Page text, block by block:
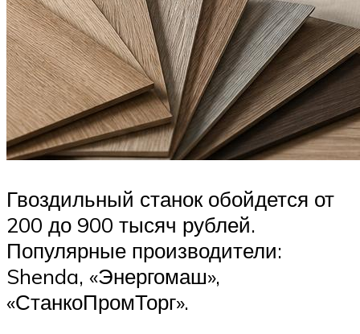
Гвоздильный станок обойдется от
200 до 900 тысяч рублей.
Популярные производители:
Shenda, «Энергомаш»,
«СтанкоПромТорг».